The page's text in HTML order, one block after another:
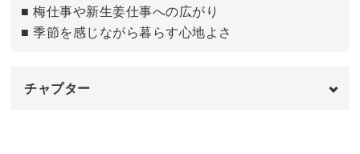
■ 梅仕事や新生姜仕事への広がり
■ 季節を感じながら暮らす心地よさ
チャプター